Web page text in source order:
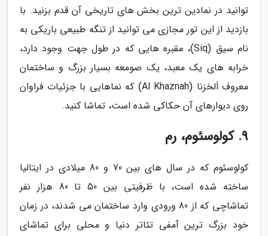
توانید در نمادین ترین بخش های تاریخی آن قدم بزنید. با
بازدید از این تور مجازی می توانید از تنگه طبیعی باریکی به
نام سیق (Siq)، مقبره هایی که در طول جهت وجود دارد،
خرابه های یک معبد، یک صومعه بسیار بزرگ و ساختمان
معروف اَلخزنا (Al Khaznah) که نماهایی با جزئیات فراوان
روی دیوارهای آن حکاکی شده است، تماشا کنید.
9. کولوسئوم، رم
کولوسئوم که در سال های بین 70 و 80 میلادی در ایتالیا
ساخته شده است، با ظرفیتی بین 50 تا 80 هزار نفر
تماشاچی که از 80 ورودی وارد ساختمان می شدند، در زمان
خود بزرگ ترین آمفی تئاتر دنیا و محلی برای تماشای